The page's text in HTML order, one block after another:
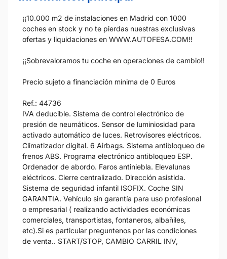
¡¡10.000 m2 de instalaciones en Madrid con 1000
coches en stock y no te pierdas nuestras exclusivas
ofertas y liquidaciones en WWW.AUTOFESA.COM!!
¡¡Sobrevaloramos tu coche en operaciones de cambio!!
Precio sujeto a financiación mínima de 0 Euros
Ref.: 44736
IVA deducible. Sistema de control electrónico de
presión de neumáticos. Sensor de luminiosidad para
activado automático de luces. Retrovisores eléctricos.
Climatizador digital. 6 Airbags. Sistema antibloqueo de
frenos ABS. Programa electrónico antibloqueo ESP.
Ordenador de abordo. Faros antiniebla. Elevalunas
eléctricos. Cierre centralizado. Dirección asistida.
Sistema de seguridad infantil ISOFIX. Coche SIN
GARANTIA. Vehículo sin garantía para uso profesional
o empresarial ( realizando actividades económicas
comerciales, transportistas, fontaneros, albañiles,
etc).Si es particular preguntenos por las condiciones
de venta.. START/STOP, CAMBIO CARRIL INV,